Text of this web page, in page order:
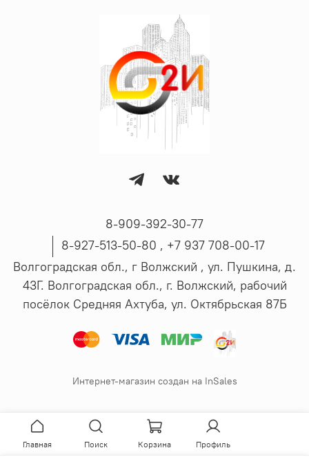
8-909-392-30-77
8-927-513-50-80 , ‪+7 937 708-00-17
Волгоградская обл., г Волжский , ул. Пушкина, д.
43Г. Волгоградская обл., г. Волжский, рабочий
посёлок Средняя Ахтуба, ул. Октябрьская 87Б
Интернет-магазин создан на InSales
Главная Поиск Корзина Профиль